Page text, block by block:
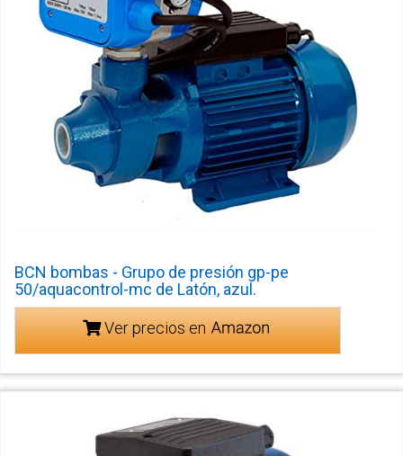
BCN bombas - Grupo de presión gp-pe
50/aquacontrol-mc de Latón, azul.
Ver precios en